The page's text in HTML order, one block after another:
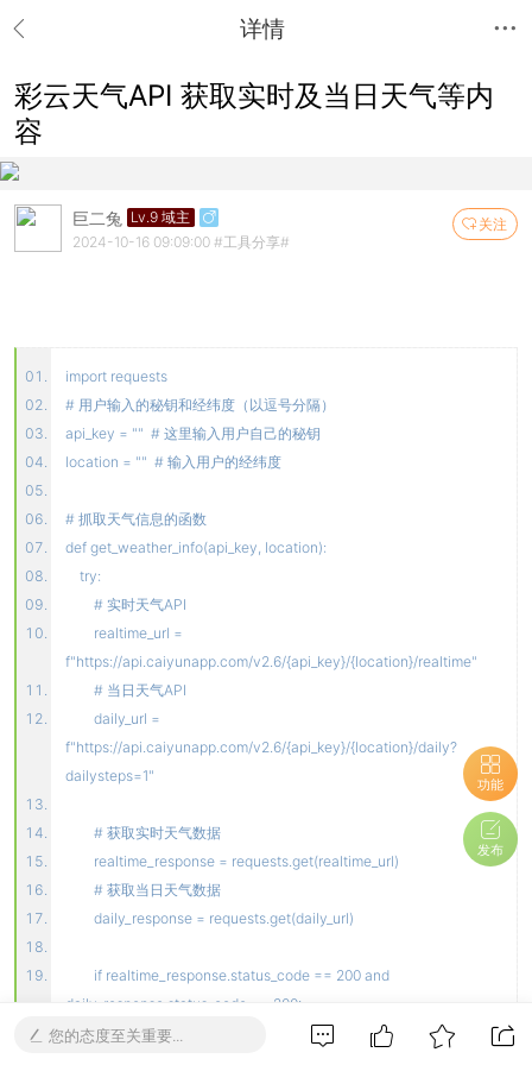
详情
彩云天气API 获取实时及当日天气等内
容
关注
巨二兔
Lv.9 域主
2024-10-16 09:09:00 #工具分享#
import requests
# 用户输入的秘钥和经纬度（以逗号分隔）
api_key = "" # 这里输入用户自己的秘钥
location = "" # 输入用户的经纬度
# 抓取天气信息的函数
def get_weather_info(api_key, location):
try:
# 实时天气API
realtime_url =
f"https://api.caiyunapp.com/v2.6/{api_key}/{location}/realtime"
# 当日天气API
daily_url =
f"https://api.caiyunapp.com/v2.6/{api_key}/{location}/daily?
dailysteps=1"
# 获取实时天气数据
realtime_response = requests.get(realtime_url)
# 获取当日天气数据
daily_response = requests.get(daily_url)
if realtime_response.status_code == 200 and
daily_response.status_code == 200:
realtime_data = realtime_response.json().get('result',
您的态度至关重要...
功能
发布